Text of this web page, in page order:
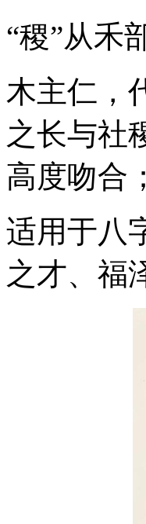
“稷”从禾
木主仁，
之长与社
高度吻合；
适用于八
之才、福